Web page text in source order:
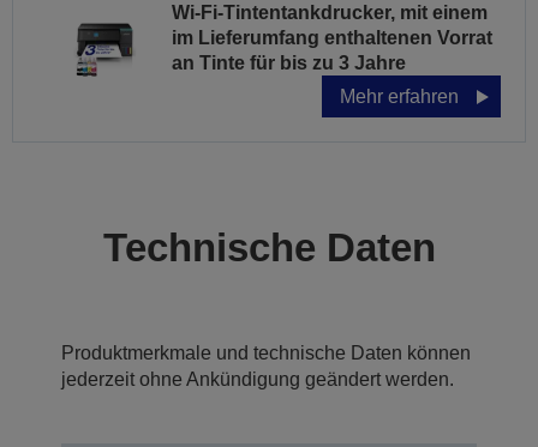
Wi-Fi-Tintentankdrucker, mit einem
im Lieferumfang enthaltenen Vorrat
an Tinte für bis zu 3 Jahre
Mehr erfahren
Technische Daten
Produktmerkmale und technische Daten können
jederzeit ohne Ankündigung geändert werden.